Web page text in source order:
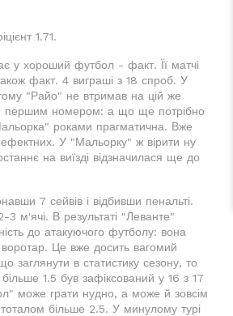
1.71.
у хороший футбол - факт. Її матчі
факт. 4 виграші з 18 спроб. У
"Райо" не втримав на цій же
першим номером: а що ще потрібно
роками прагматична. Вже
У "Мальорку" ж вірити ну
на виїзді відзначилася ще до
7 сейвів і відбивши пенальті.
м'ячі. В результаті "Леванте"
до атакуючого футболу: вона
воротар. Це вже досить вагомий
в статистику сезону, то
1.5 був зафіксований у 16 з 17
може грати нудно, а може й зовсім
більше 2.5. У минулому турі